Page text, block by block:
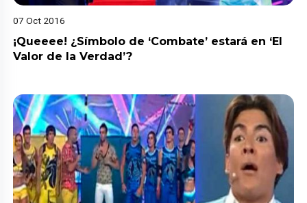
07 Oct 2016
¡Queeee! ¿Símbolo de ‘Combate’ estará en ‘El
Valor de la Verdad’?